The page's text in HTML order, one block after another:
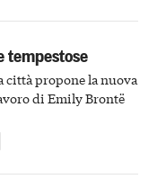
tempestose
città propone la nuova
di Emily Brontë